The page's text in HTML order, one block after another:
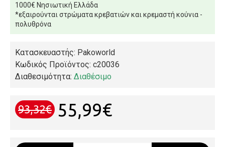
1000€ Νησιωτική Ελλάδα
*εξαιρούνται στρώματα κρεβατιών και κρεμαστή κούνια -
πολυθρόνα
Κατασκευαστής: Pakoworld
Κωδικός Προϊόντος: c20036
Διαθεσιμότητα: Διαθέσιμο
93,32€ 55,99€